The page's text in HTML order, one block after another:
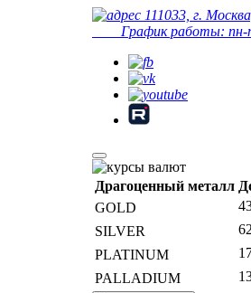
111033, г.
График работы: пн-
Драгоценный металл
GOLD
SILVER
PLATINUM
PALLADIUM